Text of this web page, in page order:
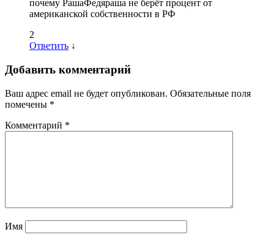
почему РашаФедяраша не берёт процент от
американской собственности в РФ
2
Ответить ↓
Добавить комментарий
Ваш адрес email не будет опубликован. Обязательные поля
помечены *
Комментарий *
Имя